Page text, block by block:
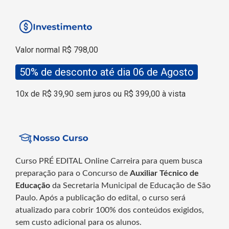
Valor normal R$ 798,00
50% de desconto até dia 06 de Agosto
10x de R$ 39,90 sem juros ou R$ 399,00 à vista
Curso PRÉ EDITAL Online Carreira para quem busca
preparação para o Concurso de Auxiliar Técnico de
Educação da Secretaria Municipal de Educação de São
Paulo. Após a publicação do edital, o curso será
atualizado para cobrir 100% dos conteúdos exigidos,
sem custo adicional para os alunos.